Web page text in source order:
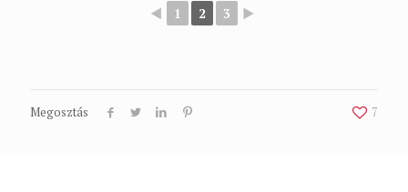
◄ 1 2 3 ►
Megosztás 7